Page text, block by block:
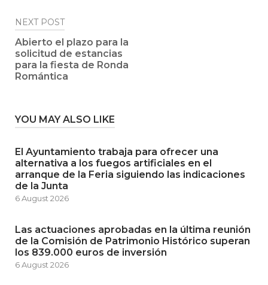
NEXT POST
Abierto el plazo para la
solicitud de estancias
para la fiesta de Ronda
Romántica
YOU MAY ALSO LIKE
El Ayuntamiento trabaja para ofrecer una
alternativa a los fuegos artificiales en el
arranque de la Feria siguiendo las indicaciones
de la Junta
6 August 2026
Las actuaciones aprobadas en la última reunión
de la Comisión de Patrimonio Histórico superan
los 839.000 euros de inversión
6 August 2026